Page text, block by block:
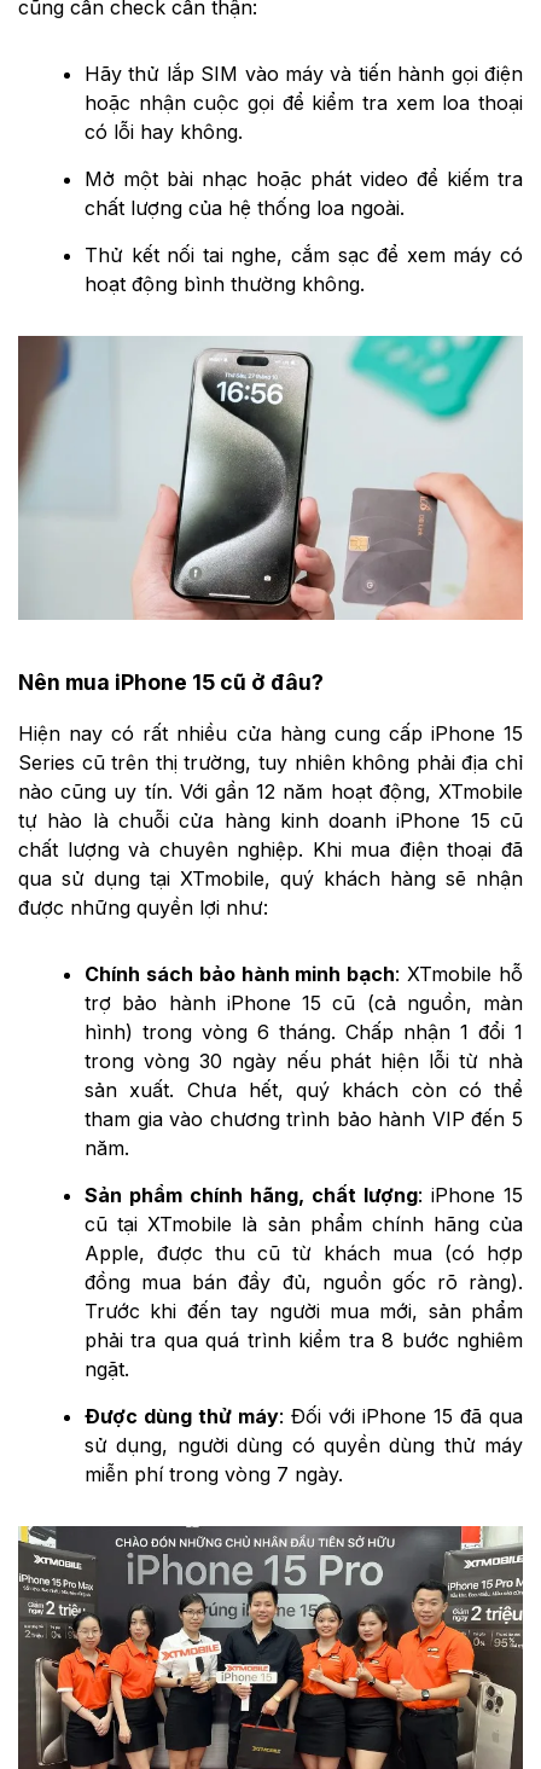
cũng cần check cẩn thận:
Hãy thử lắp SIM vào máy và tiến hành gọi điện
hoặc nhận cuộc gọi để kiểm tra xem loa thoại
có lỗi hay không.
Mở một bài nhạc hoặc phát video để kiếm tra
chất lượng của hệ thống loa ngoài.
Thử kết nối tai nghe, cắm sạc để xem máy có
hoạt động bình thường không.
Nên mua iPhone 15 cũ ở đâu?
Hiện nay có rất nhiều cửa hàng cung cấp iPhone 15
Series cũ trên thị trường, tuy nhiên không phải địa chỉ
nào cũng uy tín. Với gần 12 năm hoạt động, XTmobile
tự hào là chuỗi cửa hàng kinh doanh iPhone 15 cũ
chất lượng và chuyên nghiệp. Khi mua điện thoại đã
qua sử dụng tại XTmobile, quý khách hàng sẽ nhận
được những quyền lợi như:
Chính sách bảo hành minh bạch: XTmobile hỗ
trợ bảo hành iPhone 15 cũ (cả nguồn, màn
hình) trong vòng 6 tháng. Chấp nhận 1 đổi 1
trong vòng 30 ngày nếu phát hiện lỗi từ nhà
sản xuất. Chưa hết, quý khách còn có thể
tham gia vào chương trình bảo hành VIP đến 5
năm.
Sản phẩm chính hãng, chất lượng: iPhone 15
cũ tại XTmobile là sản phẩm chính hãng của
Apple, được thu cũ từ khách mua (có hợp
đồng mua bán đầy đủ, nguồn gốc rõ ràng).
Trước khi đến tay người mua mới, sản phẩm
phải tra qua quá trình kiểm tra 8 bước nghiêm
ngặt.
Được dùng thử máy: Đối với iPhone 15 đã qua
sử dụng, người dùng có quyền dùng thử máy
miễn phí trong vòng 7 ngày.